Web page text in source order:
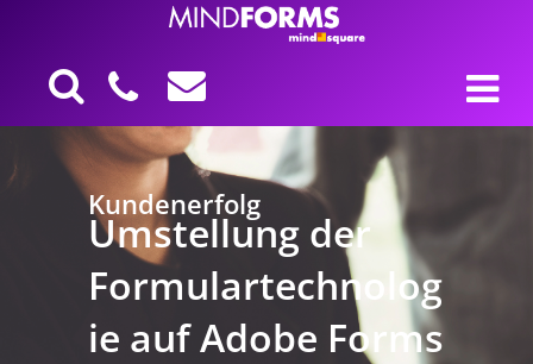
Kundenerfolg
Umstellung der
Formulartechnolog
ie auf Adobe Forms